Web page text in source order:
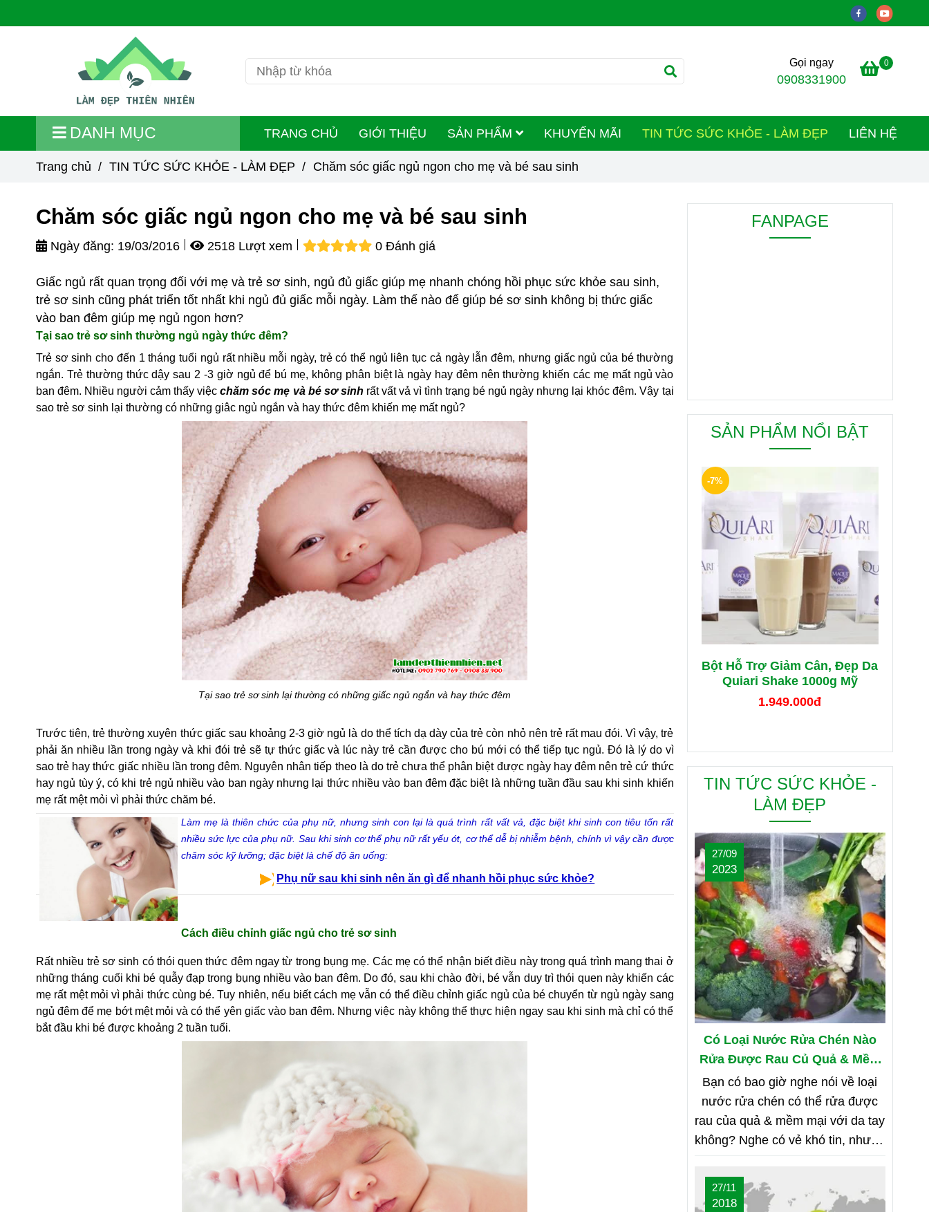
Gọi ngay
0908331900
0
DANH MỤC TRANG CHỦ GIỚI THIỆU SẢN PHẨM KHUYẾN MÃI TIN TỨC SỨC KHỎE - LÀM ĐẸP LIÊN HỆ
Trang chủ / TIN TỨC SỨC KHỎE - LÀM ĐẸP / Chăm sóc giấc ngủ ngon cho mẹ và bé sau sinh
Chăm sóc giấc ngủ ngon cho mẹ và bé sau sinh
Ngày đăng: 19/03/2016 2518 Lượt xem 0 Đánh giá
Giấc ngủ rất quan trọng đối với mẹ và trẻ sơ sinh, ngủ đủ giấc giúp mẹ nhanh chóng hồi phục sức khỏe sau sinh,
trẻ sơ sinh cũng phát triển tốt nhất khi ngủ đủ giấc mỗi ngày. Làm thế nào để giúp bé sơ sinh không bị thức giấc
vào ban đêm giúp mẹ ngủ ngon hơn?
Tại sao trẻ sơ sinh thường ngủ ngày thức đêm?
Trẻ sơ sinh cho đến 1 tháng tuổi ngủ rất nhiều mỗi ngày, trẻ có thể ngủ liên tục cả ngày lẫn đêm, nhưng giấc ngủ của bé thường
ngắn. Trẻ thường thức dậy sau 2 -3 giờ ngủ để bú mẹ, không phân biệt là ngày hay đêm nên thường khiến các mẹ mất ngủ vào
ban đêm. Nhiều người cảm thấy việc chăm sóc mẹ và bé sơ sinh rất vất vả vì tình trạng bé ngủ ngày nhưng lại khóc đêm. Vậy tại
sao trẻ sơ sinh lại thường có những giâc ngủ ngắn và hay thức đêm khiến mẹ mất ngủ?
Tại sao trẻ sơ sinh lại thường có những giấc ngủ ngắn và hay thức đêm
Trước tiên, trẻ thường xuyên thức giấc sau khoảng 2-3 giờ ngủ là do thể tích dạ dày của trẻ còn nhỏ nên trẻ rất mau đói. Vì vậy, trẻ
phải ăn nhiều lần trong ngày và khi đói trẻ sẽ tự thức giấc và lúc này trẻ cần được cho bú mới có thể tiếp tục ngủ. Đó là lý do vì
sao trẻ hay thức giấc nhiều lần trong đêm. Nguyên nhân tiếp theo là do trẻ chưa thể phân biệt được ngày hay đêm nên trẻ cứ thức
hay ngủ tùy ý, có khi trẻ ngủ nhiều vào ban ngày nhưng lại thức nhiều vào ban đêm đặc biệt là những tuần đầu sau khi sinh khiến
mẹ rất mệt mỏi vì phải thức chăm bé.
Làm mẹ là thiên chức của phụ nữ, nhưng sinh con lại là quá trình rất vất vả, đặc biệt khi sinh con tiêu tốn rất
nhiều sức lực của phụ nữ. Sau khi sinh cơ thể phụ nữ rất yếu ớt, cơ thể dễ bị nhiễm bệnh, chính vì vậy cần được
chăm sóc kỹ lưỡng; đặc biệt là chế độ ăn uống:
Phụ nữ sau khi sinh nên ăn gì để nhanh hồi phục sức khỏe?
Cách điều chỉnh giấc ngủ cho trẻ sơ sinh
Rất nhiều trẻ sơ sinh có thói quen thức đêm ngay từ trong bụng mẹ. Các mẹ có thể nhận biết điều này trong quá trình mang thai ở
những tháng cuối khi bé quẫy đạp trong bụng nhiều vào ban đêm. Do đó, sau khi chào đời, bé vẫn duy trì thói quen này khiến các
mẹ rất mệt mỏi vì phải thức cùng bé. Tuy nhiên, nếu biết cách mẹ vẫn có thể điều chỉnh giấc ngủ của bé chuyển từ ngủ ngày sang
ngủ đêm để mẹ bớt mệt mỏi và có thể yên giấc vào ban đêm. Nhưng việc này không thể thực hiện ngay sau khi sinh mà chỉ có thể
bắt đầu khi bé được khoảng 2 tuần tuổi.
FANPAGE
SẢN PHẨM NỔI BẬT
Bột Hỗ Trợ Giảm Cân, Đẹp Da
Quiari Shake 1000g Mỹ
1.949.000đ
-7%
TIN TỨC SỨC KHỎE -
LÀM ĐẸP
Có Loại Nước Rửa Chén Nào
Rửa Được Rau Củ Quả & Mềm
Mại Với Da Tay?
27/09
2023
Bạn có bao giờ nghe nói về loại
nước rửa chén có thể rửa được
rau của quả & mềm mại với da tay
không? Nghe có vẻ khó tin, nhưng
27/11
2018